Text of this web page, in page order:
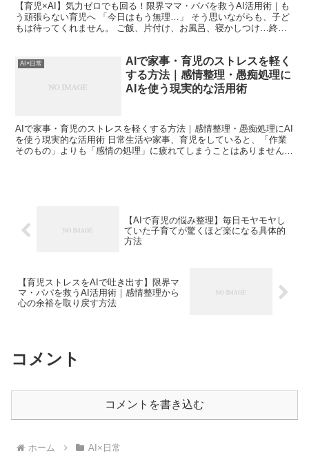
【育児×AI】気力ゼロでも回る！限界ママ・パパを救うAI活用術｜も
う頑張らない育児へ 「今日はもう無理…」 そう思いながらも、子ど
もは待ってくれません。 ご飯、片付け、お風呂、寝かしつけ…終わ
AI×日常
AIで家事・育児のストレスを軽く
する方法｜感情整理・愚痴処理に
AIを使う現実的な活用術
AIで家事・育児のストレスを軽くする方法｜感情整理・愚痴処理にAI
を使う現実的な活用術 日常生活や家事、育児をしていると、「作業
そのもの」よりも「感情の処理」に疲れてしまうことはありません
【AIで育児の悩み整理】毎日モヤモヤし
ていた子育てが驚くほど楽になる具体的
方法
【育児ストレスをAIで吐き出す】限界マ
マ・パパを救うAI活用術｜感情整理から
心の余裕を取り戻す方法
コメント
コメントを書き込む
ホーム AI×日常